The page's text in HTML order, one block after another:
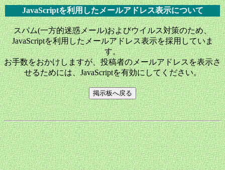
JavaScriptを利用したメールアドレス表示について
スパム(一方的迷惑メール)およびウイルス対策のため、
JavaScriptを利用したメールアドレス表示を採用していま
す。
お手数をおかけしますが、投稿者のメールアドレスを表示さ
せるためには、JavaScriptを有効にしてください。